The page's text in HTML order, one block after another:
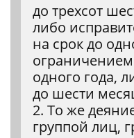
до трехсот
либо
на срок до
одного года,
до шести
2. То же
группой лиц,